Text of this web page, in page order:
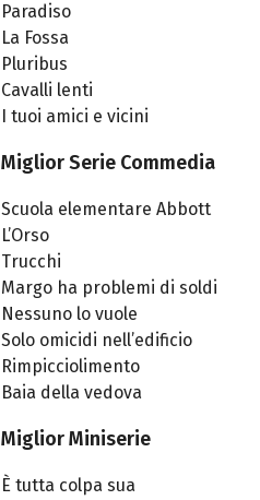
Paradiso
La Fossa
Pluribus
Cavalli lenti
I tuoi amici e vicini
Miglior Serie Commedia
Scuola elementare Abbott
L’Orso
Trucchi
Margo ha problemi di soldi
Nessuno lo vuole
Solo omicidi nell’edificio
Rimpicciolimento
Baia della vedova
Miglior Miniserie
È tutta colpa sua